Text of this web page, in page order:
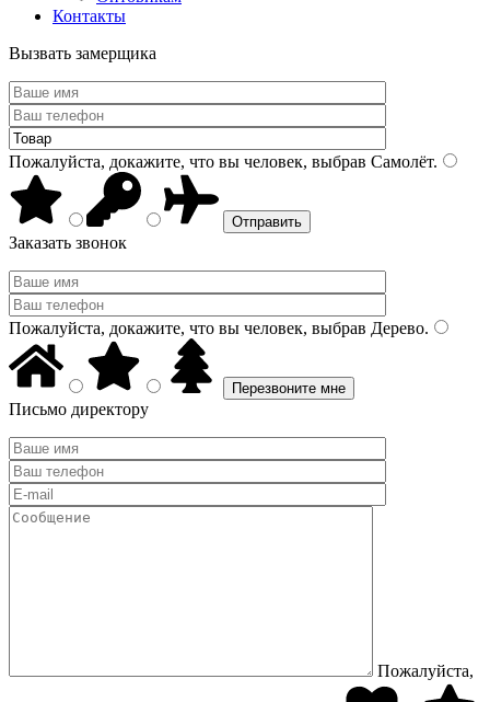
Контакты
Вызвать замерщика
Пожалуйста, докажите, что вы человек, выбрав Самолёт.
Заказать звонок
Пожалуйста, докажите, что вы человек, выбрав Дерево.
Письмо директору
Пожалуйста,